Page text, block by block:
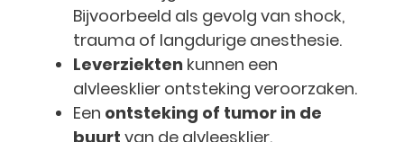
Bijvoorbeeld als gevolg van shock,
trauma of langdurige anesthesie.
Leverziekten kunnen een
alvleesklier ontsteking veroorzaken.
Een ontsteking of tumor in de
buurt van de alvleesklier.